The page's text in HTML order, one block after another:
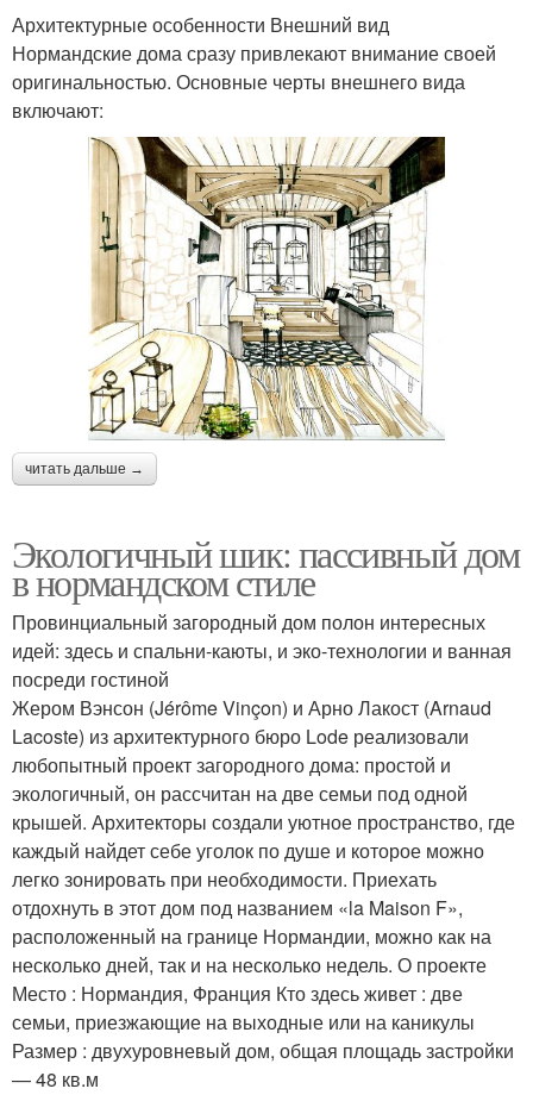
Архитектурные особенности Внешний вид
Нормандские дома сразу привлекают внимание своей
оригинальностью. Основные черты внешнего вида
включают:
читать дальше →
Экологичный шик: пассивный дом
в нормандском стиле
Провинциальный загородный дом полон интересных
идей: здесь и спальни-каюты, и эко-технологии и ванная
посреди гостиной
Жером Вэнсон (Jérôme Vinçon) и Арно Лакост (Arnaud
Lacoste) из архитектурного бюро Lode реализовали
любопытный проект загородного дома: простой и
экологичный, он рассчитан на две семьи под одной
крышей. Архитекторы создали уютное пространство, где
каждый найдет себе уголок по душе и которое можно
легко зонировать при необходимости. Приехать
отдохнуть в этот дом под названием «la Maison F»,
расположенный на границе Нормандии, можно как на
несколько дней, так и на несколько недель. О проекте
Место : Нормандия, Франция Кто здесь живет : две
семьи, приезжающие на выходные или на каникулы
Размер : двухуровневый дом, общая площадь застройки
— 48 кв.м